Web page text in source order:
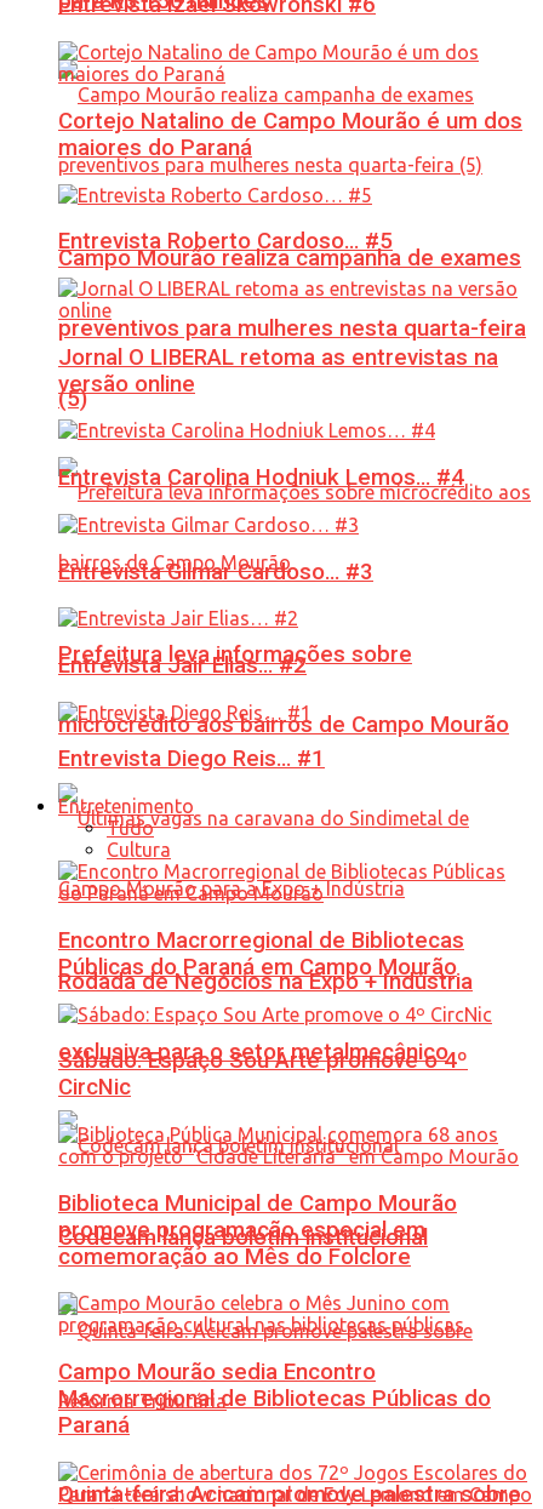
Campo Mourão realiza campanha de exames
preventivos para mulheres nesta quarta-feira
(5)
Prefeitura leva informações sobre
microcrédito aos bairros de Campo Mourão
Rodada de Negócios na Expo + Indústria
exclusiva para o setor metalmecânico
Codecam lança boletim institucional
Quinta-feira: Acicam promove palestra sobre
Cortejo Natalino de Campo Mourão é um dos
maiores do Paraná
Entrevista Roberto Cardoso… #5
Jornal O LIBERAL retoma as entrevistas na
versão online
Entrevista Carolina Hodniuk Lemos… #4
Entrevista Gilmar Cardoso… #3
Entrevista Jair Elias… #2
Entrevista Diego Reis… #1
Entretenimento
Tudo
Cultura
Encontro Macrorregional de Bibliotecas
Públicas do Paraná em Campo Mourão
Sábado: Espaço Sou Arte promove o 4º
CircNic
Biblioteca Municipal de Campo Mourão
promove programação especial em
comemoração ao Mês do Folclore
Campo Mourão sedia Encontro
Macrorregional de Bibliotecas Públicas do
Paraná